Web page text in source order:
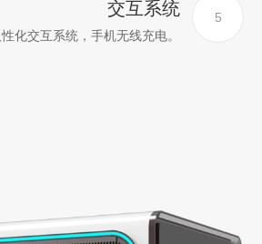
5
交互系统
性化交互系统，手机无线充电。